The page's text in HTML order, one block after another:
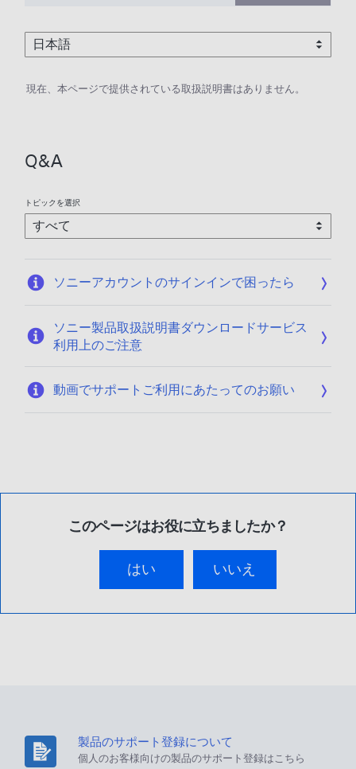
現在、本ページで提供されている取扱説明書はありません。
Q&A
トピックを選択
ソニーアカウントのサインインで困ったら
ソニー製品取扱説明書ダウンロードサービス
利用上のご注意
動画でサポートご利用にあたってのお願い
このページはお役に立ちましたか？
はい いいえ
製品のサポート登録について
個人のお客様向けの製品のサポート登録はこちら